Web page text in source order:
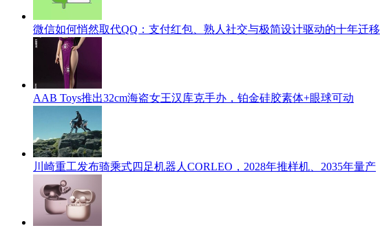
微信如何悄然取代QQ：支付红包、熟人社交与极简设计驱动的十年迁移
AAB Toys推出32cm海盗女王汉库克手办，铂金硅胶素体+眼球可动
川崎重工发布骑乘式四足机器人CORLEO，2028年推样机、2035年量产